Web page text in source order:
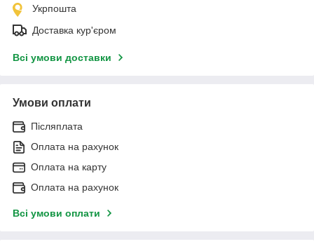
Укрпошта
Доставка кур'єром
Всі умови доставки
Умови оплати
Післяплата
Оплата на рахунок
Оплата на карту
Оплата на рахунок
Всі умови оплати